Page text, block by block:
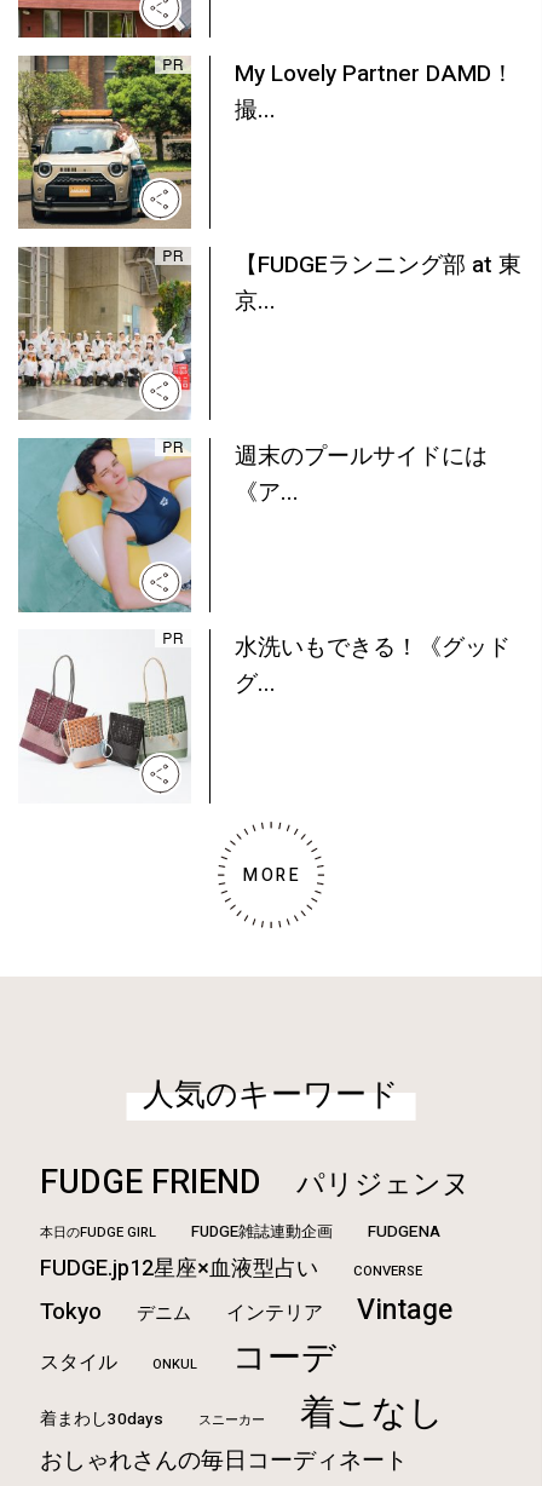
My Lovely Partner DAMD！
撮...
【FUDGEランニング部 at 東
京...
週末のプールサイドには
《ア...
水洗いもできる！《グッド
グ...
MORE
人気のキーワード
FUDGE FRIEND パリジェンヌ
本日のFUDGE GIRL FUDGE雑誌連動企画 FUDGENA
FUDGE.jp12星座×血液型占い CONVERSE
Tokyo デニム インテリア Vintage
スタイル ONKUL コーデ
着まわし30days スニーカー 着こなし
おしゃれさんの毎日コーディネート